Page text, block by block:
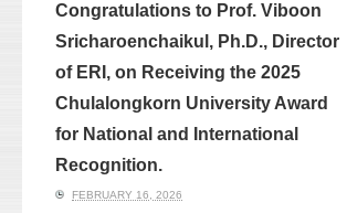
Congratulations to Prof. Viboon
Sricharoenchaikul, Ph.D., Director
of ERI, on Receiving the 2025
Chulalongkorn University Award
for National and International
Recognition.
FEBRUARY 16, 2026